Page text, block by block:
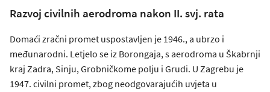
Razvoj civilnih aerodroma nakon II. svj. rata
Domaći zračni promet uspostavljen je 1946., a ubrzo i
međunarodni. Letjelo se iz Borongaja, s aerodroma u Škabrnji
kraj Zadra, Sinju, Grobničkome polju i Grudi. U Zagrebu je
1947. civilni promet, zbog neodgovarajućih uvjeta u